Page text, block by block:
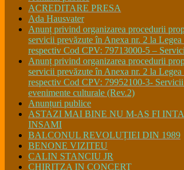
ACREDITARE PRESA
Ada Hausvater
Anunț privind organizarea procedurii
servicii prevăzute în Anexa nr. 2 la Legea
respectiv Cod CPV: 79713000-5 –
Anunț privind organizarea procedurii
servicii prevăzute în Anexa nr. 2 la Legea
respectiv Cod CPV: 79952100-3-
evenimente culturale (Rev.2)
Anunțuri publice
ASTAZI MAI BINE NU M-AS FI
INSAMI
BALCONUL REVOLUȚIEI DIN 1989
BENONE VIZITEU
CALIN STANCIU JR
CHIRITZA IN CONCERT